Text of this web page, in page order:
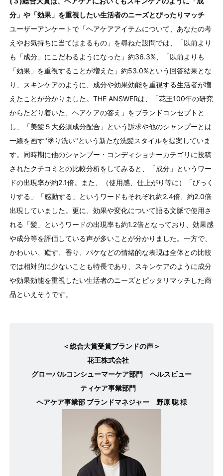
分」や「効果」を重視したい生活者のニーズとぴったりマッチ
ユーザーアンケートで「ヘアケアアイテムについて、あなたの考
えやお気持ちに当てはまるもの」を尋ねた設問では、「以前より
も「成分」にこだわるようになった」約36.3%、「以前よりも
「効果」を重視することが増えた」約53.0%という回答結果とな
り、スキンケアのように、成分や効果効能を重視する生活者が増
えたことが分かりました。THE ANSWERは、「花王100年の研究
からたどり着いた、ヘアケアの答え」をブランドコンセプトと
し、「美髪５大必須成分配合」という訴求や他のシャンプーとは
一線を画す"塗り洗い"という新たな洗髪スタイルを提案していま
す。同時期に他のシャンプー・コンディショナーカテゴリに投稿
されたクチコミとの比較分析をしてみると、「成分」というワー
ドの出現率が約2.1倍。また、（使用感、仕上がり等に）「びっく
りする」「感動する」というワードもそれぞれ約2.4倍、約2.0倍
出現していました。更に、効果や変化について語る文脈で使用さ
れる「髪」というワードの出現率も約1.2倍となっており、効果感
や成分等を評価している声が多いことが分かりました。一方で、
かわいい、癒す、香り、パケなどの情緒的な表現は全体との比較
では相対的に少ないことも特長であり、スキンケアのように成分
や効果効能を重視したい生活者のニーズとピッタリマッチした商
品といえそうです。
＜総合大賞受賞ブランドの声＞
花王株式会社
グローバルコンシューマーケア部門 ヘルスビュー
ティケア事業部門
ヘアケア事業部 ブランドマネジャー 野原 聡 様